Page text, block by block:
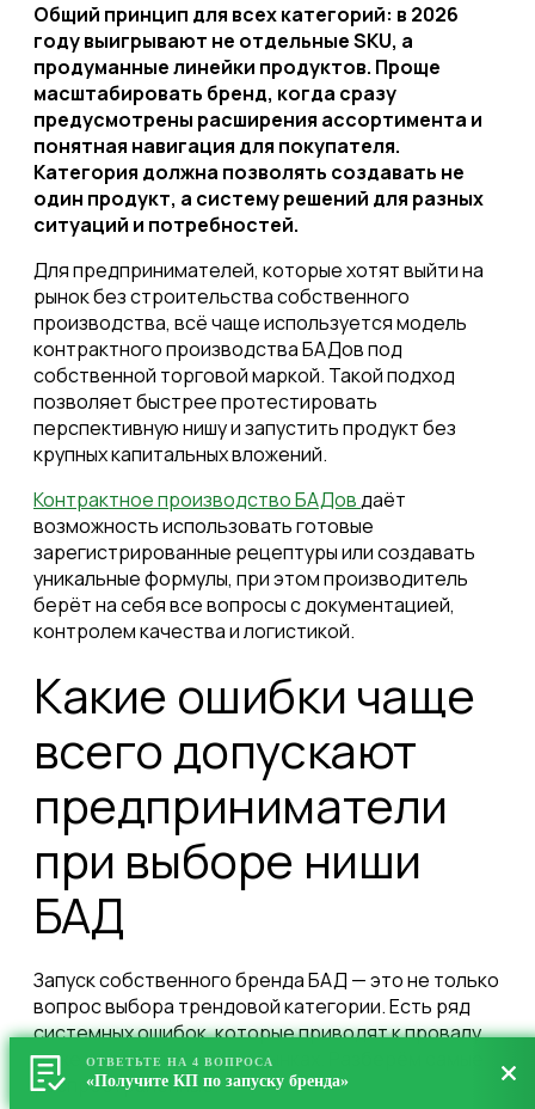
Общий принцип для всех категорий: в 2026
году выигрывают не отдельные SKU, а
продуманные линейки продуктов. Проще
масштабировать бренд, когда сразу
предусмотрены расширения ассортимента и
понятная навигация для покупателя.
Категория должна позволять создавать не
один продукт, а систему решений для разных
ситуаций и потребностей.
Для предпринимателей, которые хотят выйти на
рынок без строительства собственного
производства, всё чаще используется модель
контрактного производства БАДов под
собственной торговой маркой. Такой подход
позволяет быстрее протестировать
перспективную нишу и запустить продукт без
крупных капитальных вложений.
Контрактное производство БАДовдаёт
возможность использовать готовые
зарегистрированные рецептуры или создавать
уникальные формулы, при этом производитель
берёт на себя все вопросы с документацией,
контролем качества и логистикой.
Какие ошибки чаще
всего допускают
предприниматели
при выборе ниши
БАД
Запуск собственного бренда БАД — это не только
вопрос выбора трендовой категории. Есть ряд
системных ошибок, которые приводят к провалу
даже на перспективных рынках. Разберём самые
распространённые.
ОТВЕТЬТЕ НА 4 ВОПРОСА
«Получите КП по запуску бренда»